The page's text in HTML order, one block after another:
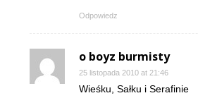
Odpowiedz
o boyz burmisty
25 listopada 2010 at 21:46
Wieśku, Sałku i Serafinie